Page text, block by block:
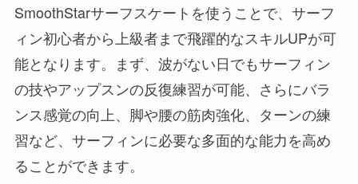
SmoothStarサーフスケートを使うことで、サーフ
ィン初心者から上級者まで飛躍的なスキルUPが可
能となります。まず、波がない日でもサーフィン
の技やアップスンの反復練習が可能、さらにバラ
ンス感覚の向上、脚や腰の筋肉強化、ターンの練
習など、サーフィンに必要な多面的な能力を高め
ることができます。